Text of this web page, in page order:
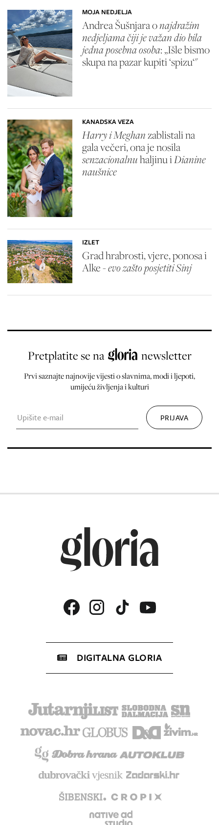
MOJA NEDJELJA
Andrea Šušnjara onajdražim
nedjeljama čiji je važan dio bila
jedna posebna osoba: „Išle bismo
skupa na pazar kupiti ‘spizu‘"
KANADSKA VEZA
Harry i Meghanzablistali na
gala večeri, ona je nosila
senzacionalnuhaljinu iDianine
naušnice
IZLET
Grad hrabrosti, vjere, ponosa i
Alke -evo zašto posjetiti Sinj
Pretplatite se na newsletter
Prvi saznajte najnovije vijesti o slavnima, modi i ljepoti,
umijeću življenja i kulturi
DIGITALNA GLORIA